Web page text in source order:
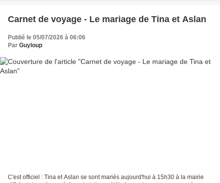
Carnet de voyage - Le mariage de Tina et Aslan
Publié le 05/07/2026 à 06:06
Par Guyloup
C'est officiel : Tina et Aslan se sont mariés aujourd'hui à 15h30 à la mairie